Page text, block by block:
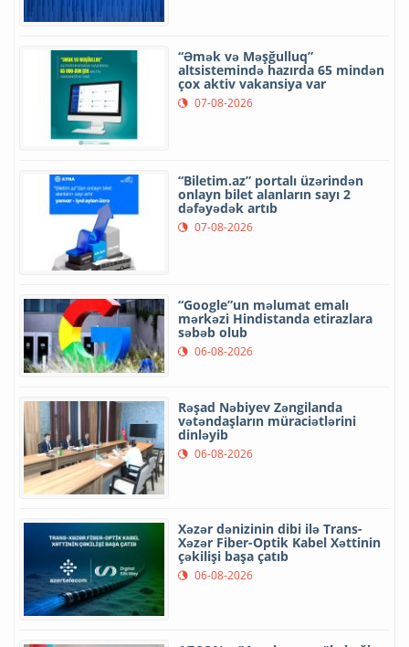
“Əmək və Məşğulluq”
altsistemində hazırda 65 mindən
çox aktiv vakansiya var
07-08-2026
“Biletim.az” portalı üzərindən
onlayn bilet alanların sayı 2
dəfəyədək artıb
07-08-2026
“Google”un məlumat emalı
mərkəzi Hindistanda etirazlara
səbəb olub
06-08-2026
Rəşad Nəbiyev Zəngilanda
vətəndaşların müraciətlərini
dinləyib
06-08-2026
Xəzər dənizinin dibi ilə Trans-
Xəzər Fiber-Optik Kabel Xəttinin
çəkilişi başa çatıb
06-08-2026